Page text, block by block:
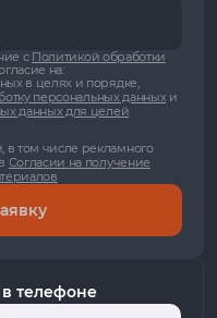
с Политикой обработки
на:
в целях и порядке,
персональных данныхи
данных для целей
том числе рекламного
Согласии на получение
в телефоне